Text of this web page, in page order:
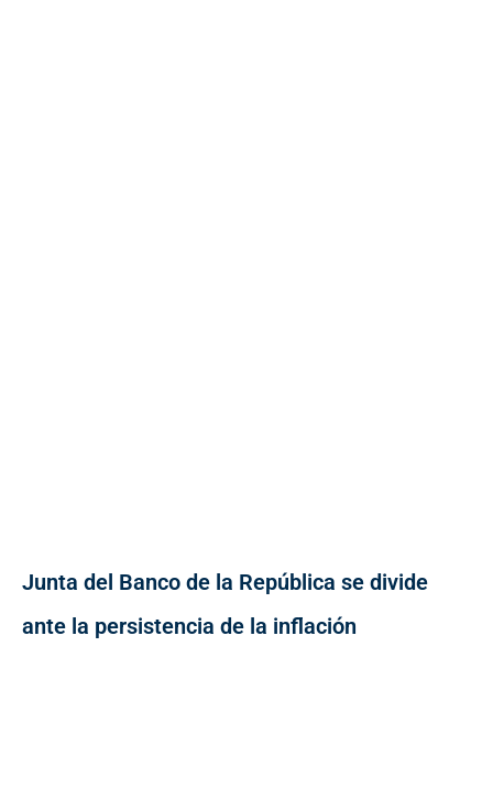
Junta del Banco de la República se divide
ante la persistencia de la inflación